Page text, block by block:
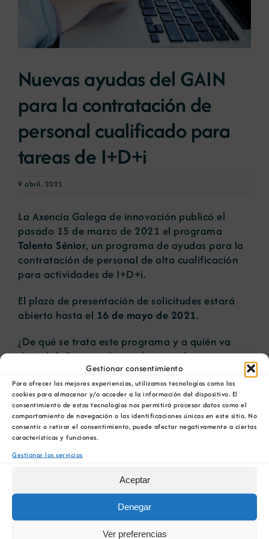
Gestionar consentimiento
Para ofrecer las mejores experiencias, utilizamos tecnologías como las
cookies para almacenar y/o acceder a la información del dispositivo. El
consentimiento de estas tecnologías nos permitirá procesar datos como el
comportamiento de navegación o las identificaciones únicas en este sitio. No
consentir o retirar el consentimiento, puede afectar negativamente a ciertas
características y funciones.
Gestionar los servicios
Aceptar
Denegar
Ver preferencias
Noticias
Portal de empleo
Contacto
Nuevas ayudas del GAIN
para la contratación de
personal cualificado para
tareas de I+D+i
9 abril, 2021
La Axencia Galega de innovación publicó el
pasado 15 de marzo de 2021 el programa
Talento Sénior, un programa de ayudas para la
contratación de personal de alta cualificación
para actividades de I+D+i.
El plazo de presentación de solicitudes estará
abierto hasta el 16 de mayo de 2021.
¿De qué se trata este programa y a quién va
dirigido? Se trata de ayudas para la
contratación de personal altamente cualificado .
La duración mínima de la contratación será de 3
años. Se buscan perfiles con más de 5 años de
experiencia para desarrollar su carrera
profesional en empresas y centros de
investigación. Se pretende, además, estimular la
demanda en el sector público y privado de
cabo proyectos de I+D+i en Galicia.
Estas ayudas pueden ser solicitadas, hasta un
máximo de 2 contratos por entidad, por